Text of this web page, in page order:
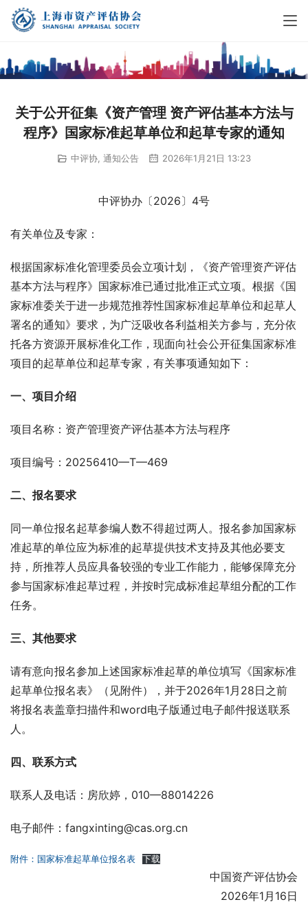
关于公开征集《资产管理 资产评估基本方法与
程序》国家标准起草单位和起草专家的通知
中评协 通知公告 2026年1月21日 13:23
中评协办〔2026〕4号
有关单位及专家：
根据国家标准化管理委员会立项计划，《资产管理资产评估
基本方法与程序》国家标准已通过批准正式立项。根据《国
家标准委关于进一步规范推荐性国家标准起草单位和起草人
署名的通知》要求，为广泛吸收各利益相关方参与，充分依
托各方资源开展标准化工作，现面向社会公开征集国家标准
项目的起草单位和起草专家，有关事项通知如下：
一、项目介绍
项目名称：资产管理资产评估基本方法与程序
项目编号：20256410—T—469
二、报名要求
同一单位报名起草参编人数不得超过两人。报名参加国家标
准起草的单位应为标准的起草提供技术支持及其他必要支
持，所推荐人员应具备较强的专业工作能力，能够保障充分
参与国家标准起草过程，并按时完成标准起草组分配的工作
任务。
三、其他要求
请有意向报名参加上述国家标准起草的单位填写《国家标准
起草单位报名表》（见附件），并于2026年1月28日之前
将报名表盖章扫描件和word电子版通过电子邮件报送联系
人。
四、联系方式
联系人及电话：房欣婷，010—88014226
电子邮件：fangxinting@cas.org.cn
附件：国家标准起草单位报名表 下载
中国资产评估协会
2026年1月16日